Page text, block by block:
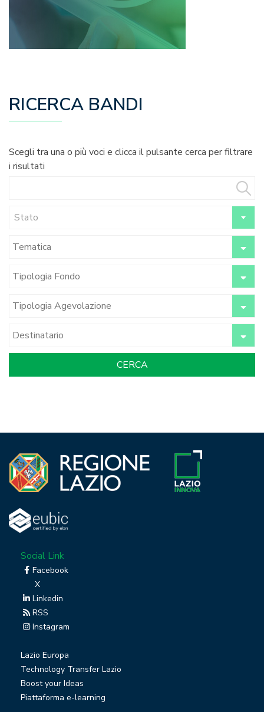
RICERCA BANDI
Scegli tra una o più voci e clicca il pulsante cerca per filtrare
i risultati
Stato
Social Link
Facebook
X
Linkedin
RSS
Instagram
Lazio Europa
Technology Transfer Lazio
Boost your Ideas
Piattaforma e-learning